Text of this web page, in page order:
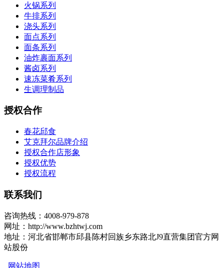
火锅系列
牛排系列
浇头系列
面点系列
面条系列
油炸裹面系列
酱卤系列
速冻菜肴系列
生调理制品
授权合作
春花邱食
艾克拜尔品牌介绍
授权合作店形象
授权优势
授权流程
联系我们
咨询热线：4008-979-878
网址：http://www.bzhtwj.com
地址：河北省邯郸市邱县陈村回族乡东路北J9直营集团官方网
站股份
网站地图